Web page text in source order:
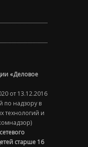
«Деловое
от 13.12.2016
по надзору в
технологий и
старше 16